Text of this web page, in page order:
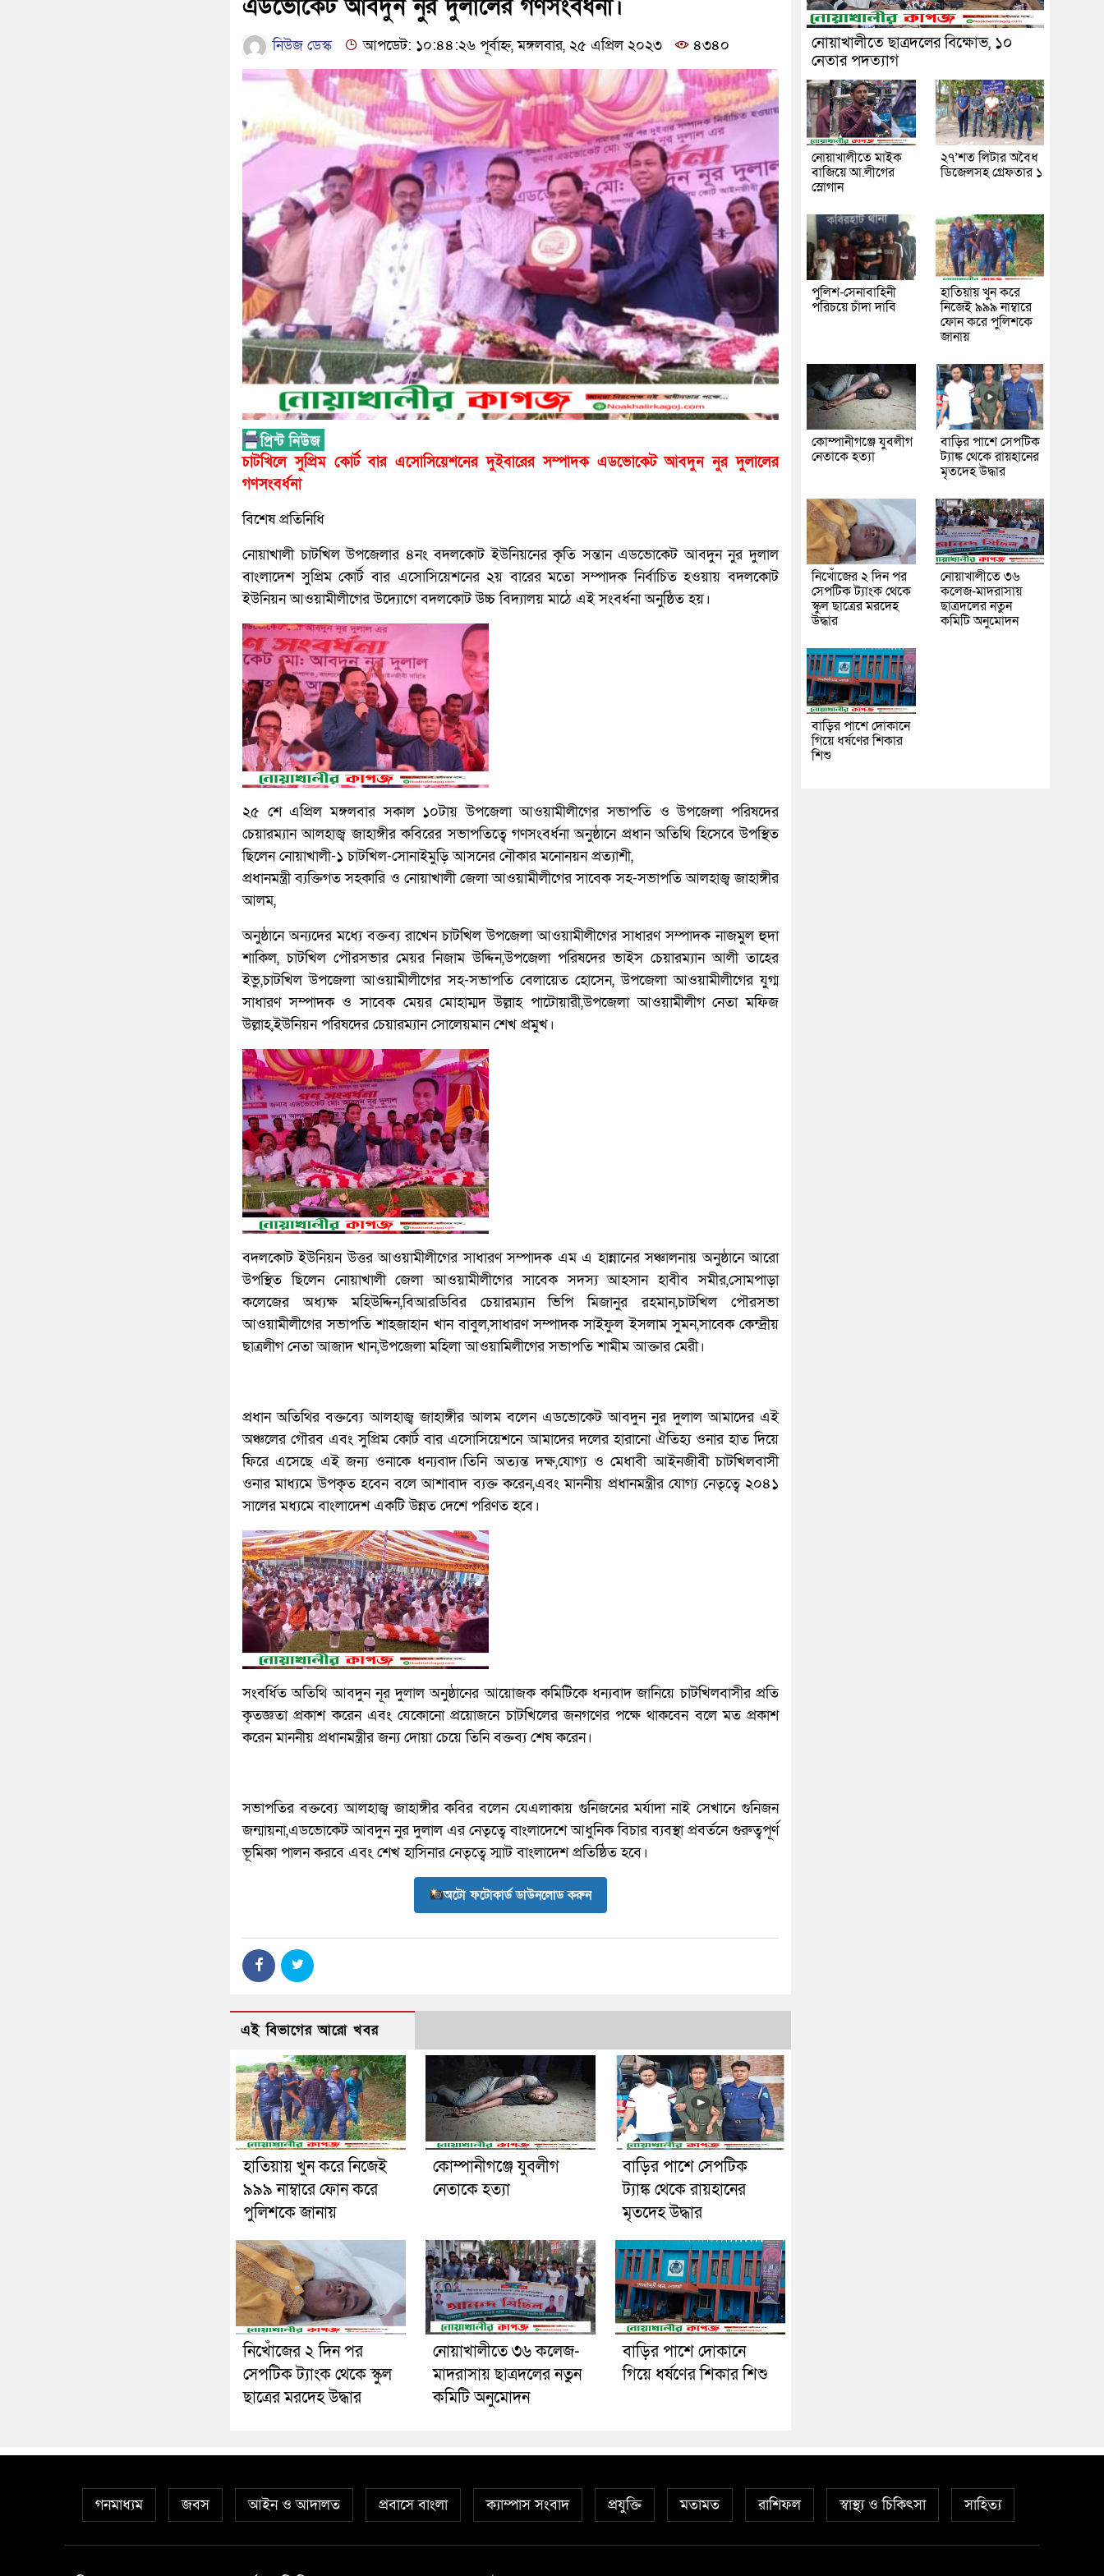
এডভোকেট আবদুন নুর দুলালের গণসংবর্ধনা।
নিউজ ডেস্ক আপডেট: ১০:৪৪:২৬ পূর্বাহ্ন, মঙ্গলবার, ২৫ এপ্রিল ২০২৩ ৪৩৪০
চাটখিলে সুপ্রিম কোর্ট বার এসোসিয়েশনের দুইবারের সম্পাদক এডভোকেট আবদুন নুর দুলালের
গণসংবর্ধনা
বিশেষ প্রতিনিধি
নোয়াখালী চাটখিল উপজেলার ৪নং বদলকোট ইউনিয়নের কৃতি সন্তান এডভোকেট আবদুন নুর দুলাল
বাংলাদেশ সুপ্রিম কোর্ট বার এসোসিয়েশনের ২য় বারের মতো সম্পাদক নির্বাচিত হওয়ায় বদলকোট
ইউনিয়ন আওয়ামীলীগের উদ্যোগে বদলকোট উচ্চ বিদ্যালয় মাঠে এই সংবর্ধনা অনুষ্ঠিত হয়।
২৫ শে এপ্রিল মঙ্গলবার সকাল ১০টায় উপজেলা আওয়ামীলীগের সভাপতি ও উপজেলা পরিষদের
চেয়ারম্যান আলহাজ্ব জাহাঙ্গীর কবিরের সভাপতিত্বে গণসংবর্ধনা অনুষ্ঠানে প্রধান অতিথি হিসেবে উপস্থিত
ছিলেন নোয়াখালী-১ চাটখিল-সোনাইমুড়ি আসনের নৌকার মনোনয়ন প্রত্যাশী,
প্রধানমন্ত্রী ব্যক্তিগত সহকারি ও নোয়াখালী জেলা আওয়ামীলীগের সাবেক সহ-সভাপতি আলহাজ্ব জাহাঙ্গীর
আলম,
অনুষ্ঠানে অন্যদের মধ্যে বক্তব্য রাখেন চাটখিল উপজেলা আওয়ামীলীগের সাধারণ সম্পাদক নাজমুল হুদা
শাকিল, চাটখিল পৌরসভার মেয়র নিজাম উদ্দিন,উপজেলা পরিষদের ভাইস চেয়ারম্যান আলী তাহের
ইভু,চাটখিল উপজেলা আওয়ামীলীগের সহ-সভাপতি বেলায়েত হোসেন, উপজেলা আওয়ামীলীগের যুগ্ম
সাধারণ সম্পাদক ও সাবেক মেয়র মোহাম্মদ উল্লাহ পাটোয়ারী,উপজেলা আওয়ামীলীগ নেতা মফিজ
উল্লাহ,ইউনিয়ন পরিষদের চেয়ারম্যান সোলেয়মান শেখ প্রমুখ।
বদলকোট ইউনিয়ন উত্তর আওয়ামীলীগের সাধারণ সম্পাদক এম এ হান্নানের সঞ্চালনায় অনুষ্ঠানে আরো
উপস্থিত ছিলেন নোয়াখালী জেলা আওয়ামীলীগের সাবেক সদস্য আহসান হাবীব সমীর,সোমপাড়া
কলেজের অধ্যক্ষ মহিউদ্দিন,বিআরডিবির চেয়ারম্যান ভিপি মিজানুর রহমান,চাটখিল পৌরসভা
আওয়ামীলীগের সভাপতি শাহজাহান খান বাবুল,সাধারণ সম্পাদক সাইফুল ইসলাম সুমন,সাবেক কেন্দ্রীয়
ছাত্রলীগ নেতা আজাদ খান,উপজেলা মহিলা আওয়ামিলীগের সভাপতি শামীম আক্তার মেরী।
প্রধান অতিথির বক্তব্যে আলহাজ্ব জাহাঙ্গীর আলম বলেন এডভোকেট আবদুন নুর দুলাল আমাদের এই
অঞ্চলের গৌরব এবং সুপ্রিম কোর্ট বার এসোসিয়েশনে আমাদের দলের হারানো ঐতিহ্য ওনার হাত দিয়ে
ফিরে এসেছে এই জন্য ওনাকে ধন্যবাদ।তিনি অত্যন্ত দক্ষ,যোগ্য ও মেধাবী আইনজীবী চাটখিলবাসী
ওনার মাধ্যমে উপকৃত হবেন বলে আশাবাদ ব্যক্ত করেন,এবং মাননীয় প্রধানমন্ত্রীর যোগ্য নেতৃত্বে ২০৪১
সালের মধ্যমে বাংলাদেশ একটি উন্নত দেশে পরিণত হবে।
সংবর্ধিত অতিথি আবদুন নূর দুলাল অনুষ্ঠানের আয়োজক কমিটিকে ধন্যবাদ জানিয়ে চাটখিলবাসীর প্রতি
কৃতজ্ঞতা প্রকাশ করেন এবং যেকোনো প্রয়োজনে চাটখিলের জনগণের পক্ষে থাকবেন বলে মত প্রকাশ
করেন মাননীয় প্রধানমন্ত্রীর জন্য দোয়া চেয়ে তিনি বক্তব্য শেষ করেন।
সভাপতির বক্তব্যে আলহাজ্ব জাহাঙ্গীর কবির বলেন যেএলাকায় গুনিজনের মর্যাদা নাই সেখানে গুনিজন
জন্মায়না,এডভোকেট আবদুন নুর দুলাল এর নেতৃত্বে বাংলাদেশে আধুনিক বিচার ব্যবস্থা প্রবর্তনে গুরুত্বপূর্ণ
ভূমিকা পালন করবে এবং শেখ হাসিনার নেতৃত্বে স্মাট বাংলাদেশ প্রতিষ্ঠিত হবে।
অটো ফটোকার্ড ডাউনলোড করুন
এই বিভাগের আরো খবর
হাতিয়ায় খুন করে নিজেই
৯৯৯ নাম্বারে ফোন করে
পুলিশকে জানায়
কোম্পানীগঞ্জে যুবলীগ
নেতাকে হত্যা
বাড়ির পাশে সেপটিক
ট্যাঙ্ক থেকে রায়হানের
মৃতদেহ উদ্ধার
নিখোঁজের ২ দিন পর
সেপটিক ট্যাংক থেকে স্কুল
ছাত্রের মরদেহ উদ্ধার
নোয়াখালীতে ৩৬ কলেজ-
মাদরাসায় ছাত্রদলের নতুন
কমিটি অনুমোদন
বাড়ির পাশে দোকানে
গিয়ে ধর্ষণের শিকার শিশু
নোয়াখালীতে ছাত্রদলের বিক্ষোভ, ১০
নেতার পদত্যাগ
নোয়াখালীতে মাইক
বাজিয়ে আ.লীগের
স্লোগান
২৭’শত লিটার অবৈধ
ডিজেলসহ গ্রেফতার ১
পুলিশ-সেনাবাহিনী
পরিচয়ে চাঁদা দাবি
হাতিয়ায় খুন করে
নিজেই ৯৯৯ নাম্বারে
ফোন করে পুলিশকে
জানায়
কোম্পানীগঞ্জে যুবলীগ
নেতাকে হত্যা
বাড়ির পাশে সেপটিক
ট্যাঙ্ক থেকে রায়হানের
মৃতদেহ উদ্ধার
নিখোঁজের ২ দিন পর
সেপটিক ট্যাংক থেকে
স্কুল ছাত্রের মরদেহ
উদ্ধার
নোয়াখালীতে ৩৬
কলেজ-মাদরাসায়
ছাত্রদলের নতুন
কমিটি অনুমোদন
বাড়ির পাশে দোকানে
গিয়ে ধর্ষণের শিকার
শিশু
গনমাধ্যম জবস আইন ও আদালত প্রবাসে বাংলা ক্যাম্পাস সংবাদ প্রযুক্তি মতামত রাশিফল স্বাস্থ্য ও চিকিৎসা সাহিত্য